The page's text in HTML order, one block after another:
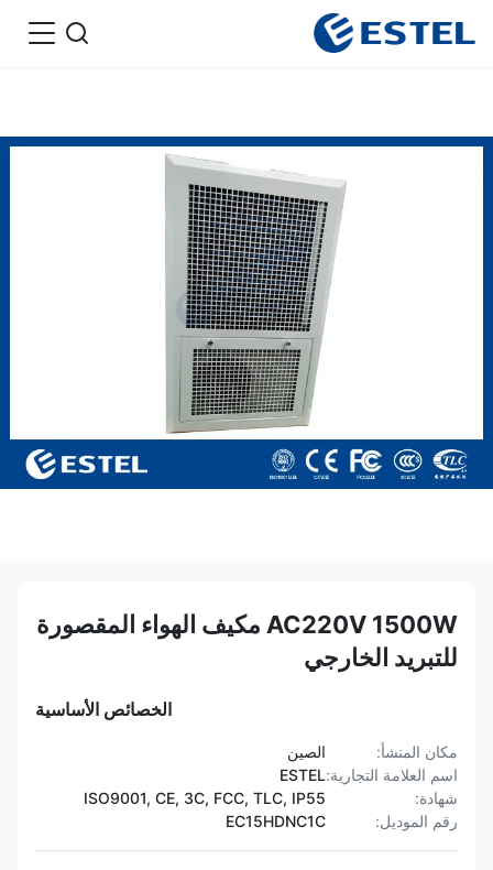
AC220V 1500W مكيف الهواء المقصورة
للتبريد الخارجي
الخصائص الأساسية
مكان المنشأ:
الصين
اسم العلامة التجارية:ESTEL
شهادة:
ISO9001, CE, 3C, FCC, TLC, IP55
رقم الموديل:
EC15HDNC1C